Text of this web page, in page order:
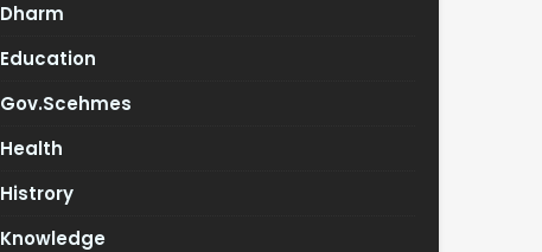
Dharm
Education
Gov.scehmes
Health
Histrory
Knowledge